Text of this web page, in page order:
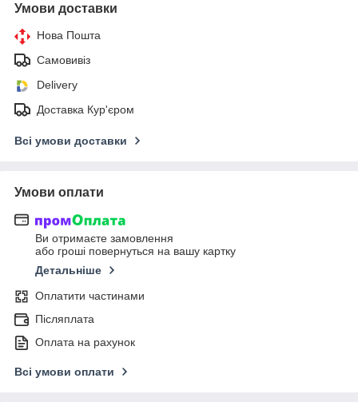
Умови доставки
Нова Пошта
Самовивіз
Delivery
Доставка Кур'єром
Всі умови доставки
Умови оплати
Ви отримаєте замовлення
або гроші повернуться на вашу картку
Детальніше
Оплатити частинами
Післяплата
Оплата на рахунок
Всі умови оплати